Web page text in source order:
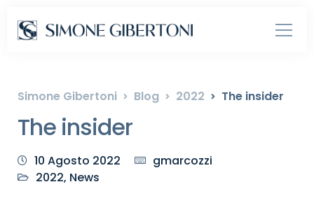
Simone Gibertoni Blog 2022 The insider
The insider
10 Agosto 2022
gmarcozzi
2022, News